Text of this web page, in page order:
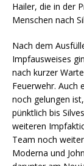
Hailer, die in der
Menschen nach
Nach dem
Impfausweises
nach kurzer
Feuerwehr. Auch
noch gelungen
pünktlich bis
weiteren
Team noch
Moderna und